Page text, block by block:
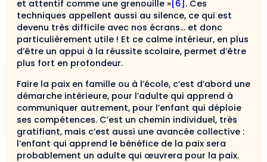
et attentif comme une grenouille » [6] . Ces
techniques appellent aussi au silence, ce qui est
devenu très difficile avec nos écrans… et donc
particulièrement utile ! Et ce calme intérieur, en plus
d’être un appui à la réussite scolaire, permet d’être
plus fort en profondeur.
Faire la paix en famille ou à l’école, c’est d’abord une
démarche intérieure, pour l’adulte qui apprend à
communiquer autrement, pour l’enfant qui déploie
ses compétences. C’est un chemin individuel, très
gratifiant, mais c’est aussi une avancée collective :
l’enfant qui apprend le bénéfice de la paix sera
probablement un adulte qui œuvrera pour la paix.